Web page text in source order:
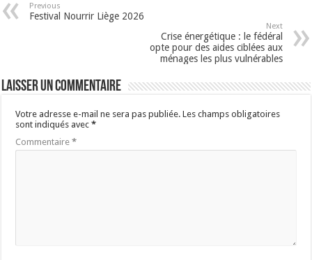
Previous
Festival Nourrir Liège 2026
Next
Crise énergétique : le fédéral
opte pour des aides ciblées aux
ménages les plus vulnérables
Laisser un commentaire
Votre adresse e-mail ne sera pas publiée. Les champs obligatoires
sont indiqués avec*
Commentaire*